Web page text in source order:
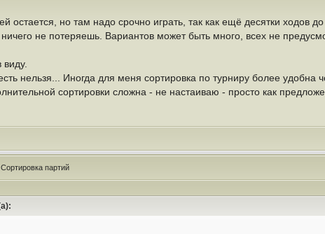
остается, но там надо срочно играть, так как ещё десятки ходов
не потеряешь. Вариантов может быть много, всех не
нельзя... Иногда для меня сортировка по турниру более удобна
сортировки сложна - не настаиваю - просто как
партий